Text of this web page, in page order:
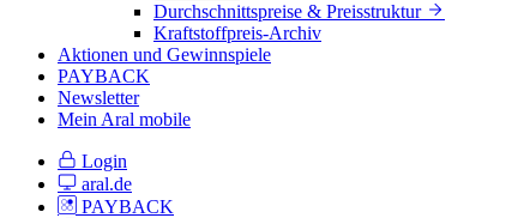
Durchschnittspreise & Preisstruktur
Kraftstoffpreis-Archiv
Aktionen und Gewinnspiele
PAYBACK
Newsletter
Mein Aral mobile
Login
aral.de
PAYBACK